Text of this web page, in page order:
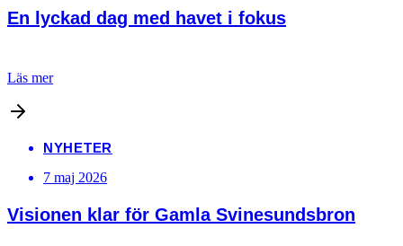
En lyckad dag med havet i fokus
Läs mer
NYHETER
7 maj 2026
Visionen klar för Gamla Svinesundsbron